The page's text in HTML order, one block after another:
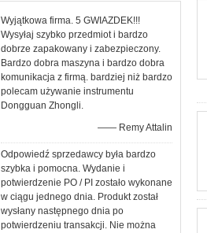
Wyjątkowa firma. 5 GWIAZDEK!!!
Wysyłaj szybko przedmiot i bardzo
dobrze zapakowany i zabezpieczony.
Bardzo dobra maszyna i bardzo dobra
komunikacja z firmą. bardziej niż bardzo
polecam używanie instrumentu
Dongguan Zhongli.
—— Remy Attalin
Odpowiedź sprzedawcy była bardzo
szybka i pomocna. Wydanie i
potwierdzenie PO / PI zostało wykonane
w ciągu jednego dnia. Produkt został
wysłany następnego dnia po
potwierdzeniu transakcji. Nie można